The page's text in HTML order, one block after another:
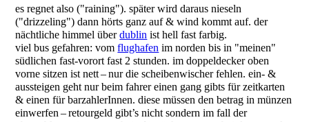
es regnet also ("raining"). später wird daraus nieseln
("drizzeling") dann hörts ganz auf & wind kommt auf. der
nächtliche himmel überdublin ist hell fast farbig.
viel bus gefahren: vomflughafen im norden bis in "meinen"
südlichen fast-vorort fast 2 stunden. im doppeldecker oben
vorne sitzen ist nett – nur die scheibenwischer fehlen. ein- &
aussteigen geht nur beim fahrer einen gang gibts für zeitkarten
& einen für barzahlerInnen. diese müssen den betrag in münzen
einwerfen – retourgeld gibt’s nicht sondern im fall der